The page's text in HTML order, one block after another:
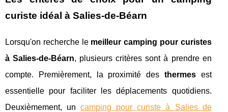
curiste idéal à Salies-de-Béarn
Lorsqu'on recherche le meilleur camping pour curistes
à Salies-de-Béarn, plusieurs critères sont à prendre en
compte. Premièrement, la proximité des thermesest
essentielle pour faciliter les déplacements quotidiens.
Deuxièmement, uncamping pour curiste à Salies de